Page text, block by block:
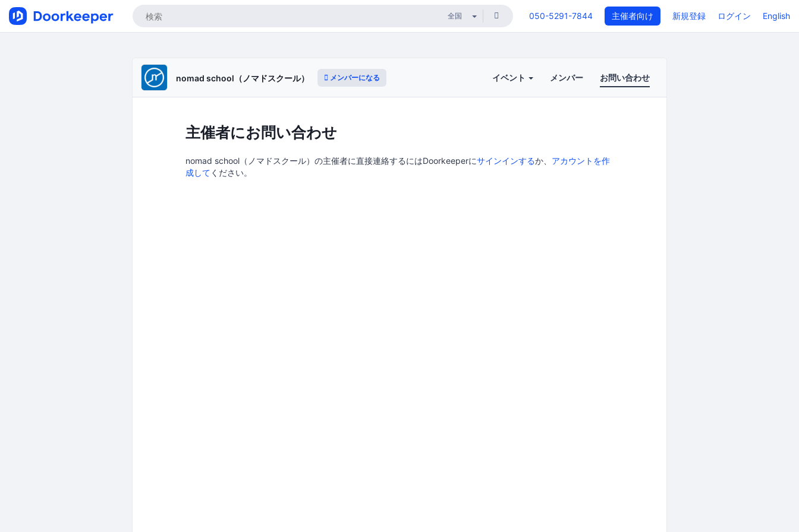
050-5291-7844 主催者向け 新規登録 ログイン English
nomad school（ノマドスクール） メンバーになる イベント メンバー お問い合わせ
主催者にお問い合わせ
nomad school（ノマドスクール）の主催者に直接連絡するにはDoorkeeperにサインインするか、 アカウントを作
成して ください。